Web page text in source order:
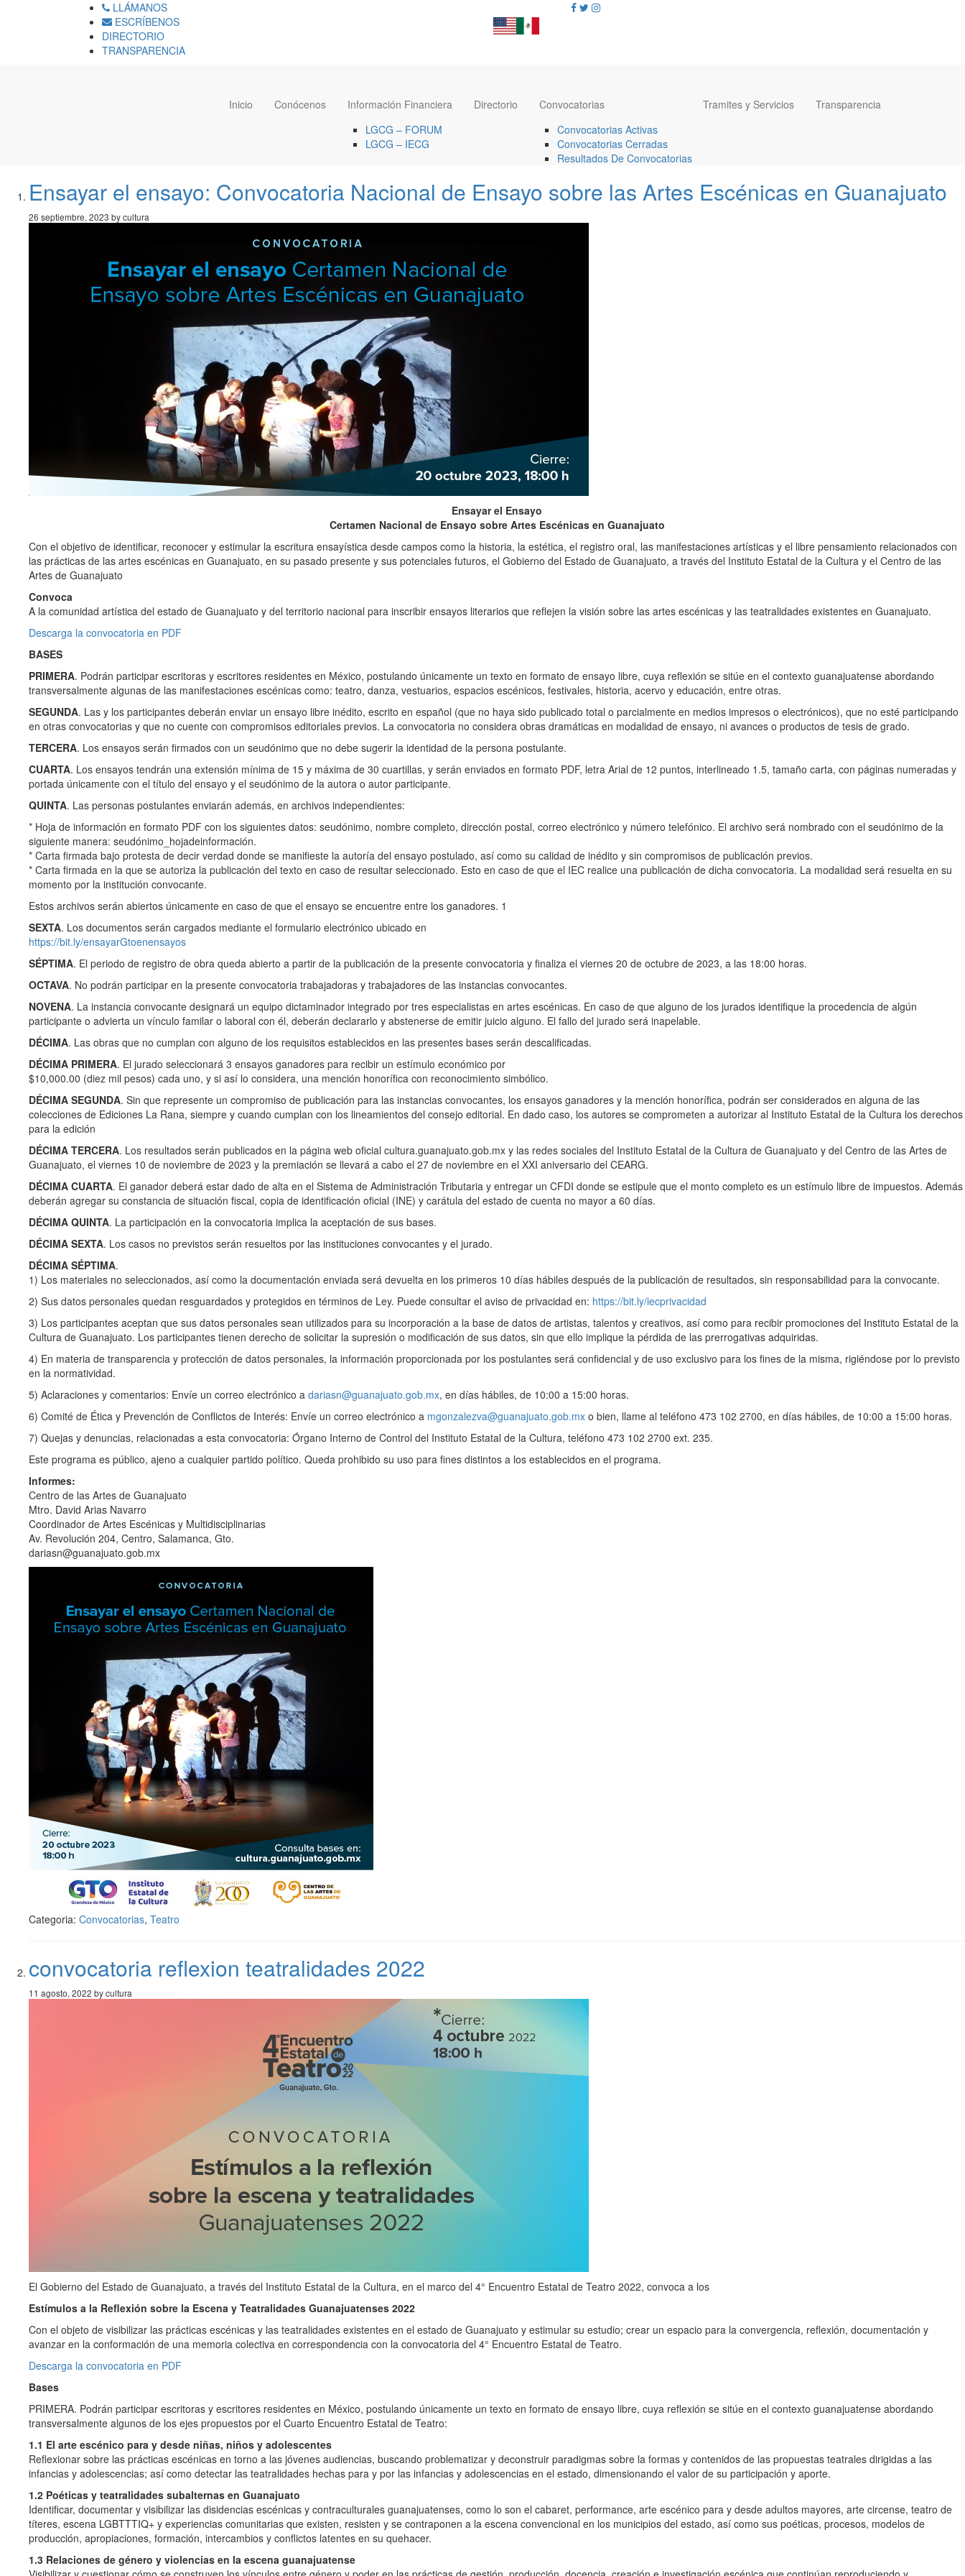
LLÁMANOS
ESCRÍBENOS
DIRECTORIO
TRANSPARENCIA
Inicio Conócenos
Información Financiera
LGCG – FORUM
LGCG – IECG
Directorio
Convocatorias
Convocatorias Activas
Convocatorias Cerradas
Resultados De Convocatorias
Tramites y Servicios Transparencia
Ensayar el ensayo: Convocatoria Nacional de Ensayo sobre las Artes Escénicas en Guanajuato
26 septiembre, 2023 by cultura
Ensayar el Ensayo
Certamen Nacional de Ensayo sobre Artes Escénicas en Guanajuato
Con el objetivo de identificar, reconocer y estimular la escritura ensayística desde campos como la historia, la estética, el registro oral, las manifestaciones artísticas y el libre pensamiento relacionados con
las prácticas de las artes escénicas en Guanajuato, en su pasado presente y sus potenciales futuros, el Gobierno del Estado de Guanajuato, a través del Instituto Estatal de la Cultura y el Centro de las
Artes de Guanajuato
Convoca
A la comunidad artística del estado de Guanajuato y del territorio nacional para inscribir ensayos literarios que reflejen la visión sobre las artes escénicas y las teatralidades existentes en Guanajuato.
Descarga la convocatoria en PDF
BASES
PRIMERA. Podrán participar escritoras y escritores residentes en México, postulando únicamente un texto en formato de ensayo libre, cuya reflexión se sitúe en el contexto guanajuatense abordando
transversalmente algunas de las manifestaciones escénicas como: teatro, danza, vestuarios, espacios escénicos, festivales, historia, acervo y educación, entre otras.
SEGUNDA. Las y los participantes deberán enviar un ensayo libre inédito, escrito en español (que no haya sido publicado total o parcialmente en medios impresos o electrónicos), que no esté participando
en otras convocatorias y que no cuente con compromisos editoriales previos. La convocatoria no considera obras dramáticas en modalidad de ensayo, ni avances o productos de tesis de grado.
TERCERA. Los ensayos serán firmados con un seudónimo que no debe sugerir la identidad de la persona postulante.
CUARTA. Los ensayos tendrán una extensión mínima de 15 y máxima de 30 cuartillas, y serán enviados en formato PDF, letra Arial de 12 puntos, interlineado 1.5, tamaño carta, con páginas numeradas y
portada únicamente con el título del ensayo y el seudónimo de la autora o autor participante.
QUINTA. Las personas postulantes enviarán además, en archivos independientes:
* Hoja de información en formato PDF con los siguientes datos: seudónimo, nombre completo, dirección postal, correo electrónico y número telefónico. El archivo será nombrado con el seudónimo de la
siguiente manera: seudónimo_hojadeinformación.
* Carta firmada bajo protesta de decir verdad donde se manifieste la autoría del ensayo postulado, así como su calidad de inédito y sin compromisos de publicación previos.
* Carta firmada en la que se autoriza la publicación del texto en caso de resultar seleccionado. Esto en caso de que el IEC realice una publicación de dicha convocatoria. La modalidad será resuelta en su
momento por la institución convocante.
Estos archivos serán abiertos únicamente en caso de que el ensayo se encuentre entre los ganadores. 1
SEXTA. Los documentos serán cargados mediante el formulario electrónico ubicado en
https://bit.ly/ensayarGtoenensayos
SÉPTIMA. El periodo de registro de obra queda abierto a partir de la publicación de la presente convocatoria y finaliza el viernes 20 de octubre de 2023, a las 18:00 horas.
OCTAVA. No podrán participar en la presente convocatoria trabajadoras y trabajadores de las instancias convocantes.
NOVENA. La instancia convocante designará un equipo dictaminador integrado por tres especialistas en artes escénicas. En caso de que alguno de los jurados identifique la procedencia de algún
participante o advierta un vínculo familar o laboral con él, deberán declararlo y abstenerse de emitir juicio alguno. El fallo del jurado será inapelable.
DÉCIMA. Las obras que no cumplan con alguno de los requisitos establecidos en las presentes bases serán descalificadas.
DÉCIMA PRIMERA. El jurado seleccionará 3 ensayos ganadores para recibir un estímulo económico por
$10,000.00 (diez mil pesos) cada uno, y si así lo considera, una mención honorífica con reconocimiento simbólico.
DÉCIMA SEGUNDA. Sin que represente un compromiso de publicación para las instancias convocantes, los ensayos ganadores y la mención honorífica, podrán ser considerados en alguna de las
colecciones de Ediciones La Rana, siempre y cuando cumplan con los lineamientos del consejo editorial. En dado caso, los autores se comprometen a autorizar al Instituto Estatal de la Cultura los derechos
para la edición
DÉCIMA TERCERA. Los resultados serán publicados en la página web oficial cultura.guanajuato.gob.mx y las redes sociales del Instituto Estatal de la Cultura de Guanajuato y del Centro de las Artes de
Guanajuato, el viernes 10 de noviembre de 2023 y la premiación se llevará a cabo el 27 de noviembre en el XXI aniversario del CEARG.
DÉCIMA CUARTA. El ganador deberá estar dado de alta en el Sistema de Administración Tributaria y entregar un CFDI donde se estipule que el monto completo es un estímulo libre de impuestos. Además
deberán agregar su constancia de situación fiscal, copia de identificación oficial (INE) y carátula del estado de cuenta no mayor a 60 días.
DÉCIMA QUINTA. La participación en la convocatoria implica la aceptación de sus bases.
DÉCIMA SEXTA. Los casos no previstos serán resueltos por las instituciones convocantes y el jurado.
DÉCIMA SÉPTIMA.
1) Los materiales no seleccionados, así como la documentación enviada será devuelta en los primeros 10 días hábiles después de la publicación de resultados, sin responsabilidad para la convocante.
2) Sus datos personales quedan resguardados y protegidos en términos de Ley. Puede consultar el aviso de privacidad en: https://bit.ly/iecprivacidad
3) Los participantes aceptan que sus datos personales sean utilizados para su incorporación a la base de datos de artistas, talentos y creativos, así como para recibir promociones del Instituto Estatal de la
Cultura de Guanajuato. Los participantes tienen derecho de solicitar la supresión o modificación de sus datos, sin que ello implique la pérdida de las prerrogativas adquiridas.
4) En materia de transparencia y protección de datos personales, la información proporcionada por los postulantes será confidencial y de uso exclusivo para los fines de la misma, rigiéndose por lo previsto
en la normatividad.
5) Aclaraciones y comentarios: Envíe un correo electrónico a dariasn@guanajuato.gob.mx, en días hábiles, de 10:00 a 15:00 horas.
6) Comité de Ética y Prevención de Conflictos de Interés: Envíe un correo electrónico a mgonzalezva@guanajuato.gob.mx o bien, llame al teléfono 473 102 2700, en días hábiles, de 10:00 a 15:00 horas.
7) Quejas y denuncias, relacionadas a esta convocatoria: Órgano Interno de Control del Instituto Estatal de la Cultura, teléfono 473 102 2700 ext. 235.
Este programa es público, ajeno a cualquier partido político. Queda prohibido su uso para fines distintos a los establecidos en el programa.
Informes:
Centro de las Artes de Guanajuato
Mtro. David Arias Navarro
Coordinador de Artes Escénicas y Multidisciplinarias
Av. Revolución 204, Centro, Salamanca, Gto.
dariasn@guanajuato.gob.mx
Categoria: Convocatorias, Teatro
convocatoria reflexion teatralidades 2022
11 agosto, 2022 by cultura
El Gobierno del Estado de Guanajuato, a través del Instituto Estatal de la Cultura, en el marco del 4° Encuentro Estatal de Teatro 2022, convoca a los
Estímulos a la Reflexión sobre la Escena y Teatralidades Guanajuatenses 2022
Con el objeto de visibilizar las prácticas escénicas y las teatralidades existentes en el estado de Guanajuato y estimular su estudio; crear un espacio para la convergencia, reflexión, documentación y
avanzar en la conformación de una memoria colectiva en correspondencia con la convocatoria del 4° Encuentro Estatal de Teatro.
Descarga la convocatoria en PDF
Bases
PRIMERA. Podrán participar escritoras y escritores residentes en México, postulando únicamente un texto en formato de ensayo libre, cuya reflexión se sitúe en el contexto guanajuatense abordando
transversalmente algunos de los ejes propuestos por el Cuarto Encuentro Estatal de Teatro:
1.1 El arte escénico para y desde niñas, niños y adolescentes
Reflexionar sobre las prácticas escénicas en torno a las jóvenes audiencias, buscando problematizar y deconstruir paradigmas sobre la formas y contenidos de las propuestas teatrales dirigidas a las
infancias y adolescencias; así como detectar las teatralidades hechas para y por las infancias y adolescencias en el estado, dimensionando el valor de su participación y aporte.
1.2 Poéticas y teatralidades subalternas en Guanajuato
Identificar, documentar y visibilizar las disidencias escénicas y contraculturales guanajuatenses, como lo son el cabaret, performance, arte escénico para y desde adultos mayores, arte circense, teatro de
títeres, escena LGBTTTIQ+ y experiencias comunitarias que existen, resisten y se contraponen a la escena convencional en los municipios del estado, así como sus poéticas, procesos, modelos de
producción, apropiaciones, formación, intercambios y conflictos latentes en su quehacer.
1.3 Relaciones de género y violencias en la escena guanajuatense